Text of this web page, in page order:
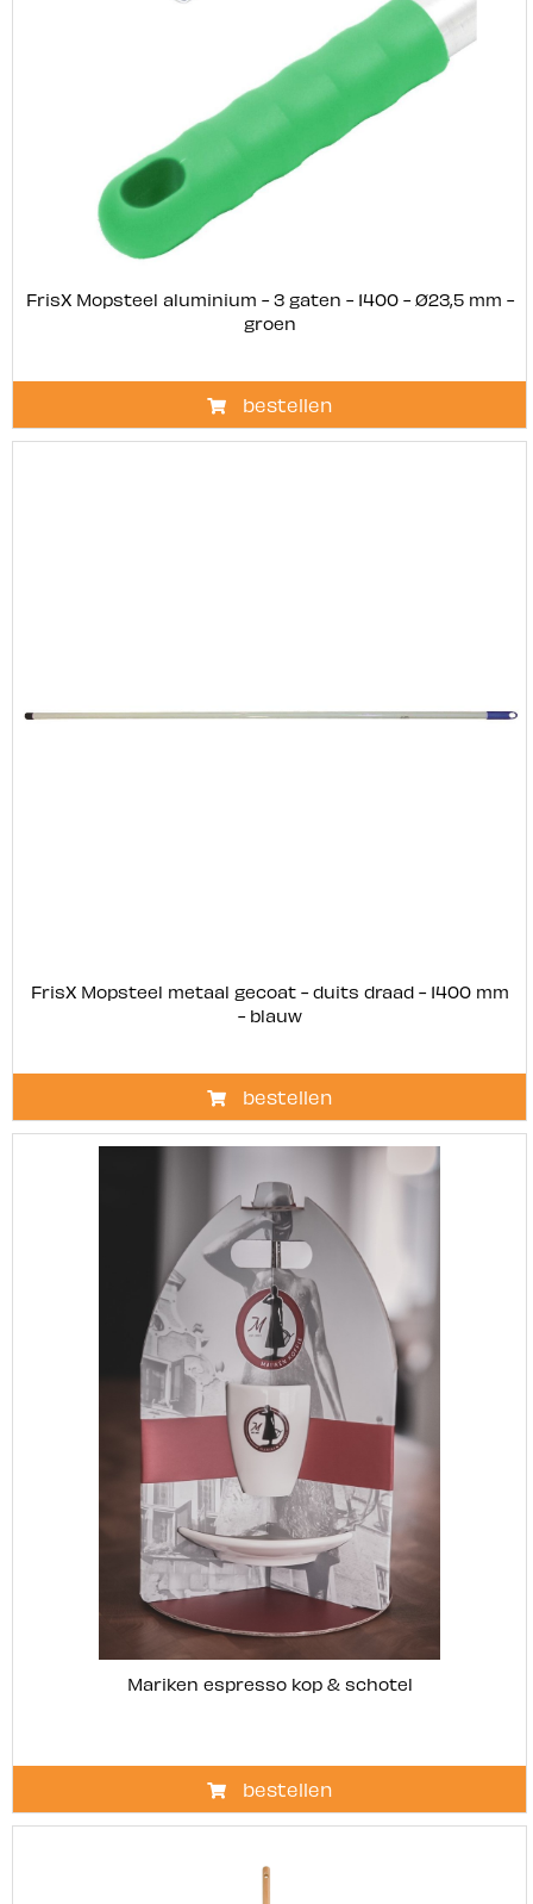
FrisX Mopsteel aluminium - 3 gaten - 1400 - Ø23,5 mm -
groen
bestellen
FrisX Mopsteel metaal gecoat - duits draad - 1400 mm
- blauw
bestellen
Mariken espresso kop & schotel
bestellen